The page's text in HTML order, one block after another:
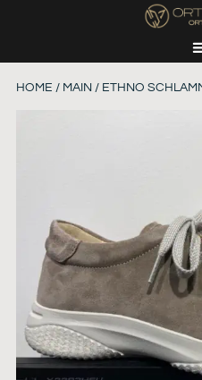
HOME / MAIN / ETHNO